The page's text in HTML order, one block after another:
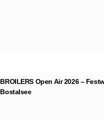
BROILERS Open Air 2026 –
Bostalsee